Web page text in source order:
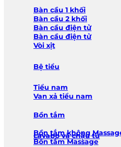
Bàn cầu 1 khối
Bàn cầu 2 khối
Bàn cầu điện tử
Bàn cầu điện tử
Vòi xịt
Bệ tiểu
Tiểu nam
Van xả tiểu nam
Bồn tắm
Bồn tắm không
Bồn tắm Massage
Lavabo và chậu tủ